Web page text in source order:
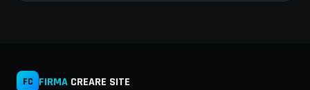
FC FIRMA CREARE SITE